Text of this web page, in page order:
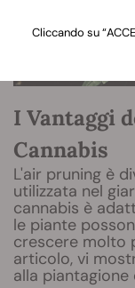
I Vantaggi
Cannabis
L'air pruning è
utilizzata nel
cannabis è
le piante
crescere molto
articolo, vi
alla piantagione
Cliccando su